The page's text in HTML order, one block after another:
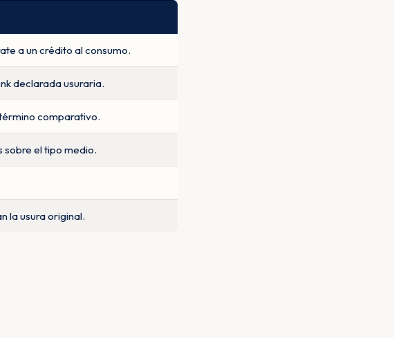
a un crédito al consumo.
declarada usuraria.
comparativo.
sobre el tipo medio.
la usura original.